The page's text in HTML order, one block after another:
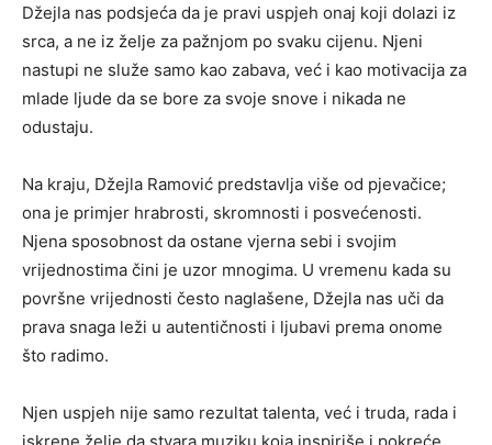
Džejla nas podsjeća da je pravi uspjeh onaj koji dolazi iz
srca, a ne iz želje za pažnjom po svaku cijenu. Njeni
nastupi ne služe samo kao zabava, već i kao motivacija za
mlade ljude da se bore za svoje snove i nikada ne
odustaju.
Na kraju, Džejla Ramović predstavlja više od pjevačice;
ona je primjer hrabrosti, skromnosti i posvećenosti.
Njena sposobnost da ostane vjerna sebi i svojim
vrijednostima čini je uzor mnogima. U vremenu kada su
površne vrijednosti često naglašene, Džejla nas uči da
prava snaga leži u autentičnosti i ljubavi prema onome
što radimo.
Njen uspjeh nije samo rezultat talenta, već i truda, rada i